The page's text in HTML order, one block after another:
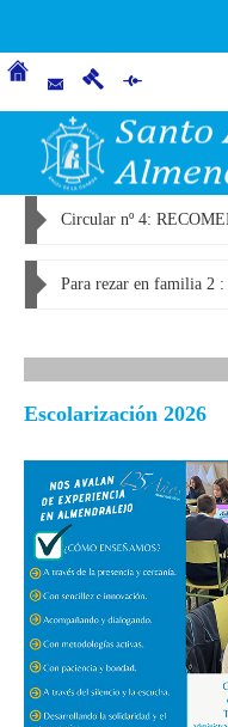
INICIO
CARISMA
Carácter Propio
Misión, Visión y Valores
Presentación
Ubicación
Niveles educativos
Servicios
Instalaciones
Uniforme
Para rezar en familia 1 :
Escolarización 2026